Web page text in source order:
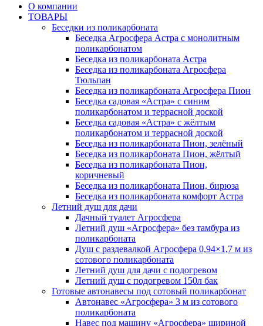
О компании
ТОВАРЫ
Беседки из поликарбоната
Беседка Агросфера Астра с монолитным
поликарбонатом
Беседка из поликарбоната Астра
Беседка из поликарбоната Агросфера
Тюльпан
Беседка из поликарбоната Агросфера Пион
Беседка садовая «Астра» с синим
поликарбонатом и террасной доской
Беседка садовая «Астра» с жёлтым
поликарбонатом и террасной доской
Беседка из поликарбоната Пион, зелёный
Беседка из поликарбоната Пион, жёлтый
Беседка из поликарбоната Пион,
коричневый
Беседка из поликарбоната Пион, бирюза
Беседка из поликарбоната комфорт Астра
Летний душ для дачи
Дачный туалет Агросфера
Летний душ «Агросфера» без тамбура из
поликарбоната
Душ с раздевалкой Агросфера 0,94×1,7 м из
сотового поликарбоната
Летний душ для дачи с подогревом
Летний душ с подогревом 150л бак
Готовые автонавесы под сотовый поликарбонат
Автонавес «Агросфера» 3 м из сотового
поликарбоната
Навес под машину «Агросфера» шириной